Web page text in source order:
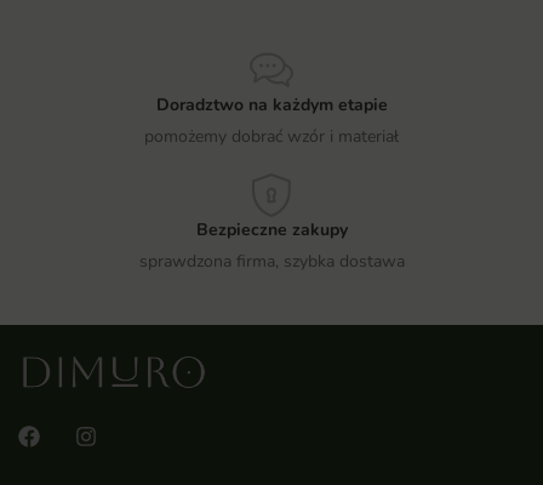
Doradztwo na każdym etapie
pomożemy dobrać wzór i materiał
Bezpieczne zakupy
sprawdzona firma, szybka dostawa